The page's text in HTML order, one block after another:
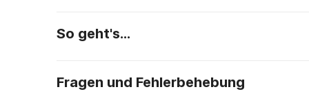
So geht's…
Fragen und Fehlerbehebung